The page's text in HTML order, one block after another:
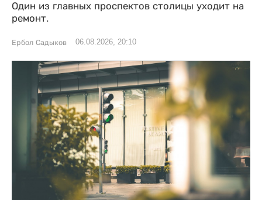
Один из главных проспектов столицы уходит на
ремонт.
Ербол Садыков 06.08.2026, 20:10